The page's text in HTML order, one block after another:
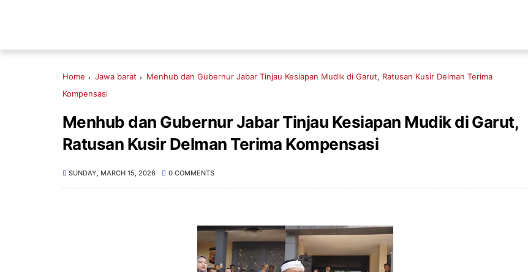
Home Jawa barat
Menhub dan Gubernur Jabar Tinjau Kesiapan Mudik di Garut, Ratusan Kusir Delman Terima
Kompensasi
Menhub dan Gubernur Jabar Tinjau Kesiapan Mudik di Garut,
Ratusan Kusir Delman Terima Kompensasi
SUNDAY, MARCH 15, 2026 0 COMMENTS